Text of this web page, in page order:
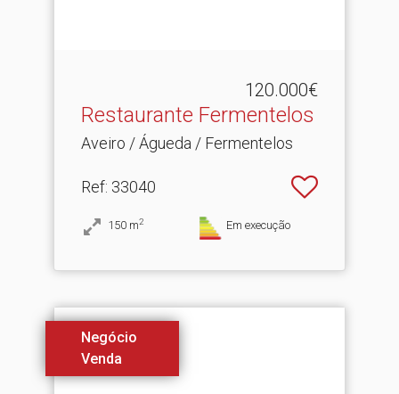
120.000€
Restaurante Fermentelos
Aveiro / Águeda / Fermentelos
Ref: 33040
150 m2 Em execução
Negócio
Venda